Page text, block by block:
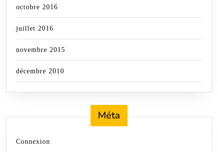
octobre 2016
juillet 2016
novembre 2015
décembre 2010
Méta
Connexion